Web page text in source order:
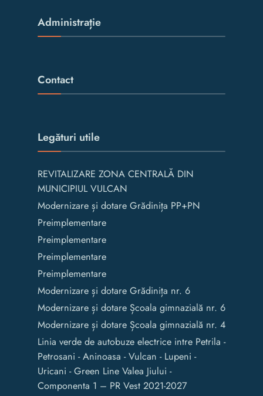
Administrație
Contact
Legături utile
REVITALIZARE ZONA CENTRALĂ DIN
MUNICIPIUL VULCAN
Modernizare și dotare Grădinița PP+PN
Preimplementare
Preimplementare
Preimplementare
Preimplementare
Modernizare și dotare Grădinița nr. 6
Modernizare și dotare Școala gimnazială nr. 6
Modernizare și dotare Școala gimnazială nr. 4
Linia verde de autobuze electrice intre Petrila -
Petrosani - Aninoasa - Vulcan - Lupeni -
Uricani - Green Line Valea Jiului -
Componenta 1 – PR Vest 2021-2027